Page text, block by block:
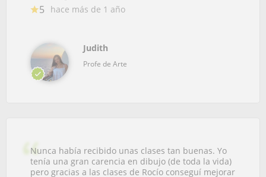
5 hace más de 1 año
Judith
Profe de Arte
Nunca había recibido unas clases tan buenas. Yo
tenía una gran carencia en dibujo (de toda la vida)
pero gracias a las clases de Rocío conseguí mejorar